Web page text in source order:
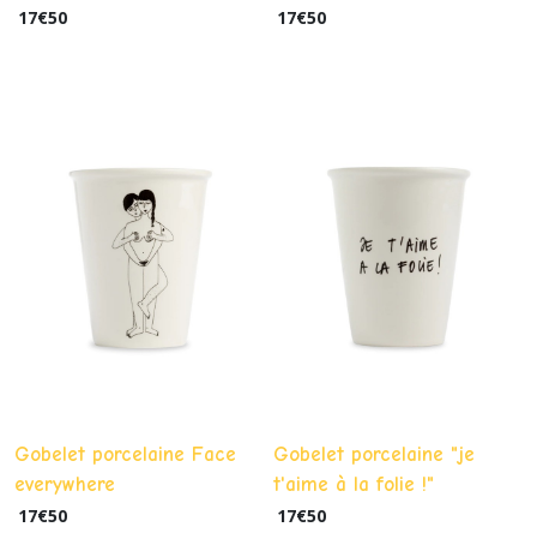
17€50
17€50
Gobelet porcelaine Face
everywhere
17€50
Gobelet porcelaine "je
t'aime à la folie !"
17€50